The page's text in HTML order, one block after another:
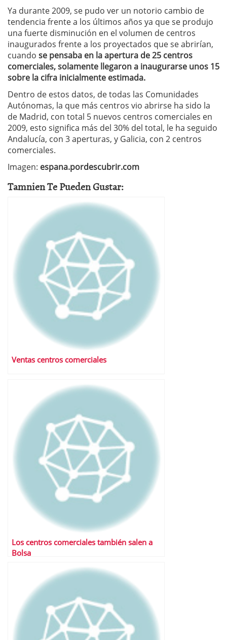
Ya durante 2009, se pudo ver un notorio cambio de
tendencia frente a los últimos años ya que se produjo
una fuerte disminución en el volumen de centros
inaugurados frente a los proyectados que se abrirían,
cuando se pensaba en la apertura de 25 centros
comerciales, solamente llegaron a inaugurarse unos 15
sobre la cifra inicialmente estimada.
Dentro de estos datos, de todas las Comunidades
Autónomas, la que más centros vio abrirse ha sido la
de Madrid, con total 5 nuevos centros comerciales en
2009, esto significa más del 30% del total, le ha seguido
Andalucía, con 3 aperturas, y Galicia, con 2 centros
comerciales.
Imagen: espana.pordescubrir.com
Tamnien Te Pueden Gustar:
Ventas centros comerciales
Los centros comerciales también salen a
Bolsa